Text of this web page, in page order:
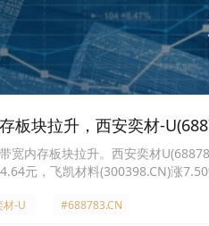
板块拉升，西安奕材-
宽内存板块拉升。西安奕材
元，飞凯材料(300398.CN)涨
材-U #688783.CN